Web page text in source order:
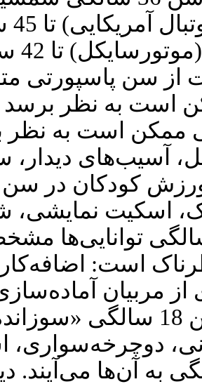
سن پاسپورتی
آسیب‌های دیدار،
اسکیت نمایشی،
بهتر. در سن 10-12 سالگی
است:
مربیان
می‌کنند و ورزشکار در سن 18
12-14 سالگی به آن‌ها